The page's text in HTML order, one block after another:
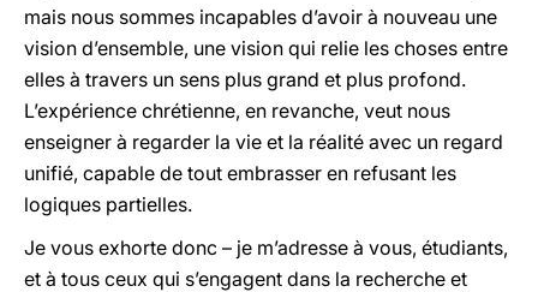
mais nous sommes incapables d’avoir à nouveau une
vision d’ensemble, une vision qui relie les choses entre
elles à travers un sens plus grand et plus profond.
L’expérience chrétienne, en revanche, veut nous
enseigner à regarder la vie et la réalité avec un regard
unifié, capable de tout embrasser en refusant les
logiques partielles.
Je vous exhorte donc – je m’adresse à vous, étudiants,
et à tous ceux qui s’engagent dans la recherche et